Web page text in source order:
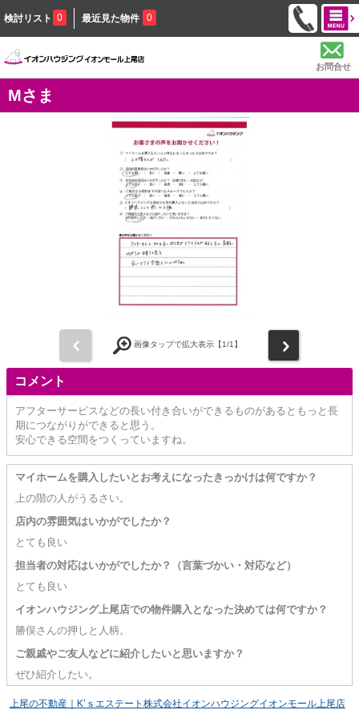
検討リスト 0 最近見た物件 0
お問合せ
Mさま
画像タップで拡大表示【1/1】
コメント
アフターサービスなどの長い付き合いができるものがあるともっと長
期につながりができると思う。
安心できる空間をつくっていますね。
マイホームを購入したいとお考えになったきっかけは何ですか？
上の階の人がうるさい。
店内の雰囲気はいかがでしたか？
とても良い
担当者の対応はいかがでしたか？（言葉づかい・対応など）
とても良い
イオンハウジング上尾店での物件購入となった決めては何ですか？
勝俣さんの押しと人柄。
ご親戚やご友人などに紹介したいと思いますか？
ぜひ紹介したい。
上尾の不動産｜K’ｓエステート株式会社イオンハウジングイオンモール上尾店